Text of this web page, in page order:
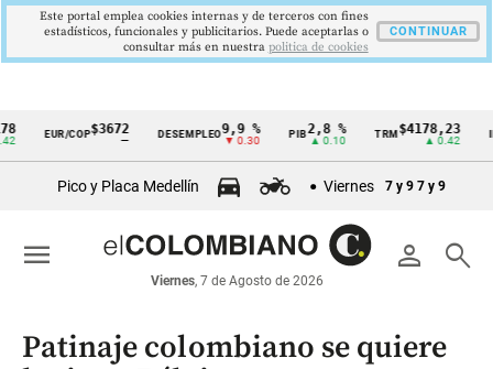
Cintillo
económicos
Colombia
COP $3672
—
DESEMPLEO9,9 %
▼ 0.30
PIB 2,8 %
▲ 0.10
TRM $4178,23
▲ 0.42
IPC5,81 %
▼ 0.12
Pico y Placa Medellín Viernes 7 y 9 7 y 9
person search
Viernes, 7 de Agosto de 2026
menu
Patinaje colombiano se quiere
Este portal emplea cookies internas y de terceros con fines
estadísticos, funcionales y publicitarios. Puede aceptarlas o
consultar más en nuestra politica de cookies
CONTINUAR